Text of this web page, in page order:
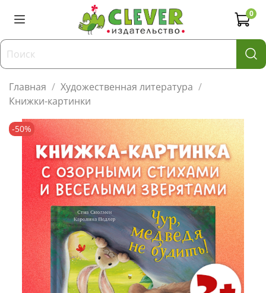
0
Главная
Художественная литература
Книжки-картинки
-50%